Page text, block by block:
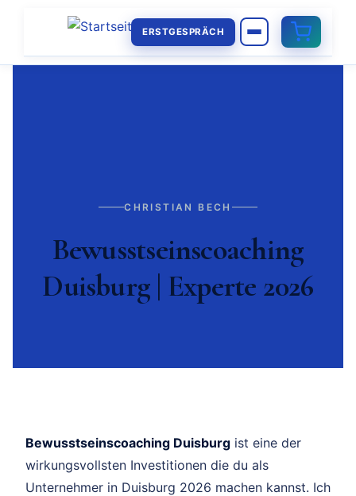
ERSTGESPRÄCH
CHRISTIAN BECH
Bewusstseinscoaching
Duisburg | Experte 2026
Bewusstseinscoaching Duisburg ist eine der
wirkungsvollsten Investitionen die du als
Unternehmer in Duisburg 2026 machen kannst. Ich